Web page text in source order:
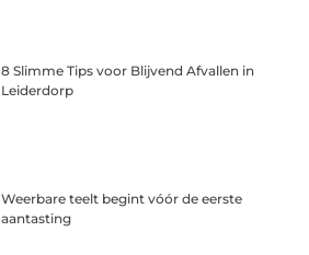
8 Slimme Tips voor Blijvend Afvallen in
Leiderdorp
Weerbare teelt begint vóór de eerste
aantasting